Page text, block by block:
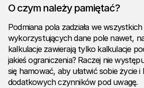
O czym należy pamiętać?
Podmiana pola zadziała we
wykorzystujących dane pole nawet,
kalkulacje zawierają tylko kalkulacje
jakieś ograniczenia? Raczej nie
się hamować, aby ułatwić sobie życie i
dodatkowych czynników pod uwagę.